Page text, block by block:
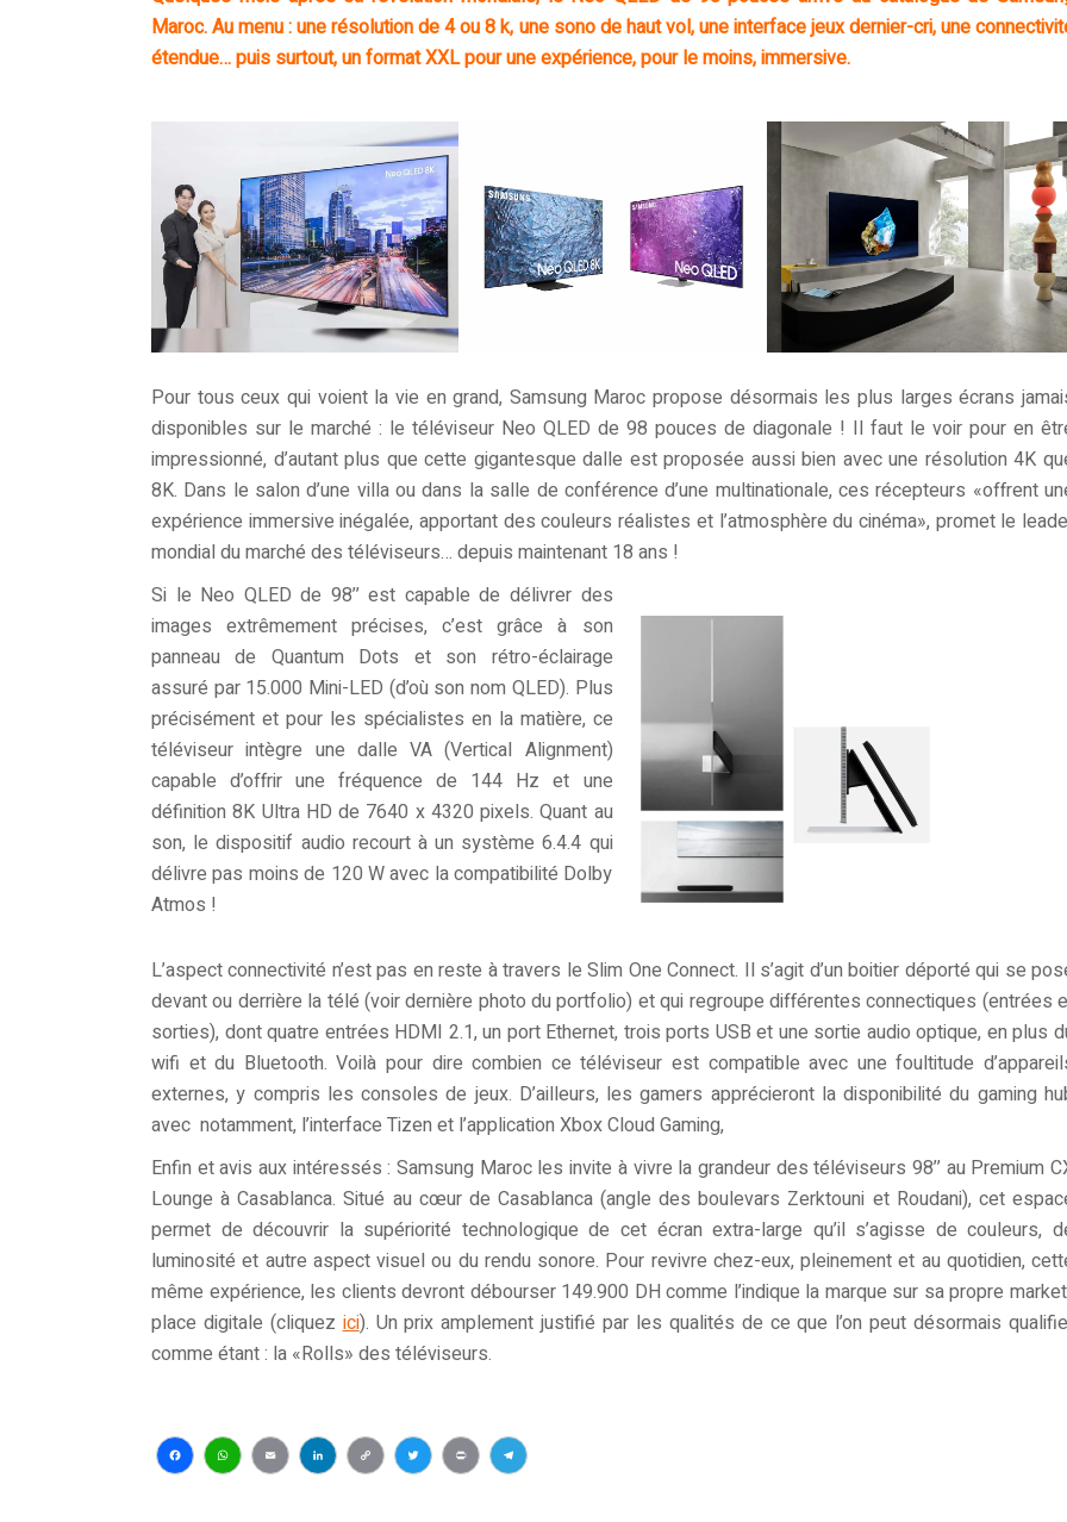
Maroc. Au menu : une résolution de 4 ou 8 k, une sono de haut vol, une interface jeux dernier-cri, une
étendue… puis surtout, un format XXL pour une expérience, pour le moins, immersive.
Pour tous ceux qui voient la vie en grand, Samsung Maroc propose désormais les plus larges écrans
disponibles sur le marché : le téléviseur Neo QLED de 98 pouces de diagonale ! Il faut le voir pour en
impressionné, d’autant plus que cette gigantesque dalle est proposée aussi bien avec une résolution 4K
8K. Dans le salon d’une villa ou dans la salle de conférence d’une multinationale, ces récepteurs «offrent
expérience immersive inégalée, apportant des couleurs réalistes et l’atmosphère du cinéma», promet le
mondial du marché des téléviseurs… depuis maintenant 18 ans !
Si le Neo QLED de 98’’ est capable de délivrer des
images extrêmement précises, c’est grâce à son
panneau de Quantum Dots et son rétro-éclairage
assuré par 15.000 Mini-LED (d’où son nom QLED). Plus
précisément et pour les spécialistes en la matière, ce
téléviseur intègre une dalle VA (Vertical Alignment)
capable d’offrir une fréquence de 144 Hz et une
définition 8K Ultra HD de 7640 x 4320 pixels. Quant au
son, le dispositif audio recourt à un système 6.4.4 qui
délivre pas moins de 120 W avec la compatibilité Dolby
Atmos !
L’aspect connectivité n’est pas en reste à travers le Slim One Connect. Il s’agit d’un boitier déporté qui se
devant ou derrière la télé (voir dernière photo du portfolio) et qui regroupe différentes connectiques (entrées
sorties), dont quatre entrées HDMI 2.1, un port Ethernet, trois ports USB et une sortie audio optique, en plus
wifi et du Bluetooth. Voilà pour dire combien ce téléviseur est compatible avec une foultitude
externes, y compris les consoles de jeux. D’ailleurs, les gamers apprécieront la disponibilité du gaming
avec notamment, l’interface Tizen et l’application Xbox Cloud Gaming,
Enfin et avis aux intéressés : Samsung Maroc les invite à vivre la grandeur des téléviseurs 98’’ au Premium
Lounge à Casablanca. Situé au cœur de Casablanca (angle des boulevars Zerktouni et Roudani), cet
permet de découvrir la supériorité technologique de cet écran extra-large qu’il s’agisse de couleurs,
luminosité et autre aspect visuel ou du rendu sonore. Pour revivre chez-eux, pleinement et au quotidien,
même expérience, les clients devront débourser 149.900 DH comme l’indique la marque sur sa propre
place digitale (cliquez ici). Un prix amplement justifié par les qualités de ce que l’on peut désormais
comme étant : la «Rolls» des téléviseurs.
Facebook
WhatsApp
EmailLinkedIn
CopyTwitter
PrintTelegram